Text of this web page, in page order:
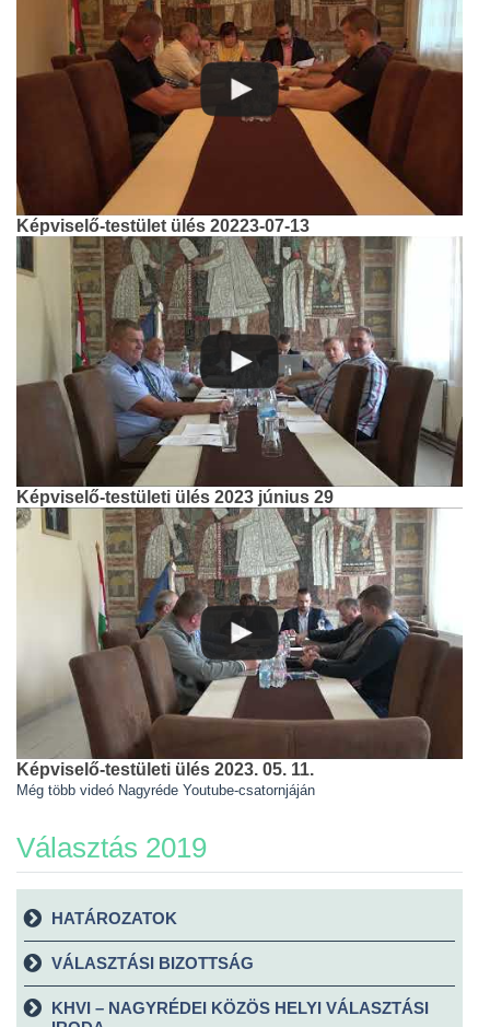
Képviselő-testület ülés 20223-07-13
Képviselő-testületi ülés 2023 június 29
Képviselő-testületi ülés 2023. 05. 11.
Még több videó Nagyréde Youtube-csatornjáján
Választás 2019
HATÁROZATOK
VÁLASZTÁSI BIZOTTSÁG
KHVI – NAGYRÉDEI KÖZÖS HELYI VÁLASZTÁSI